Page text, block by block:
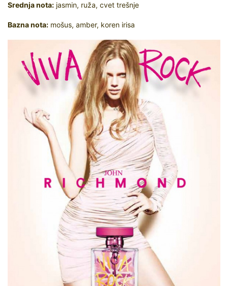
Srednja nota: jasmin, ruža, cvet trešnje
Bazna nota: mošus, amber, koren irisa